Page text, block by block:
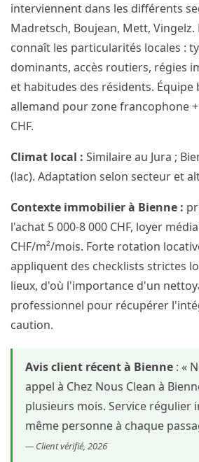
interviennent dans les différents
Madretsch, Boujean, Mett,
connaît les particularités locales :
dominants, accès routiers, régies
et habitudes des résidents.
allemand pour zone francophone
CHF.
Climat local : Similaire au Jura ;
(lac). Adaptation selon secteur et
Contexte immobilier à Bienne :
l'achat 5 000-8 000 CHF, loyer
CHF/m²/mois. Forte rotation
appliquent des checklists strictes
lieux, d'où l'importance d'un
professionnel pour récupérer
caution.
Avis client récent à Bienne : «
appel à Chez Nous Clean à
plusieurs mois. Service régulier
même personne à chaque
— Client vérifié, 2026